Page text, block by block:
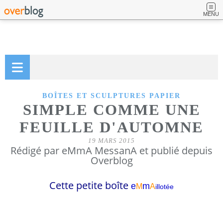
MENU
BOÎTES ET SCULPTURES PAPIER
SIMPLE COMME UNE
FEUILLE D'AUTOMNE
19 MARS 2015
Rédigé par eMmA MessanA et publié depuis
Overblog
Cette petite boîte eMmAillotée